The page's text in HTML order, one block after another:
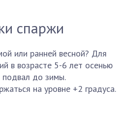
спаржи
или ранней весной? Для
в возрасте 5-6 лет осенью
до зимы.
на уровне +2 градуса.